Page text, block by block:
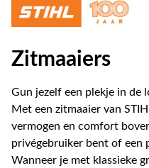
Zitmaaiers
Gun jezelf een plekje in de
Met een zitmaaier van
vermogen en comfort
privégebruiker bent of een
Wanneer je met klassieke